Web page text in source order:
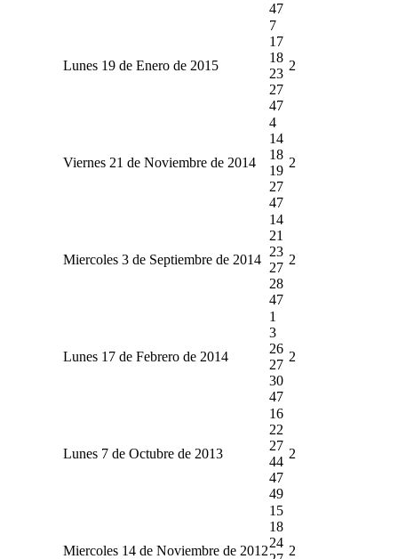
47
Lunes 19 de Enero de 2015
7
17
18
23
27
47
2
Viernes 21 de Noviembre de 2014
4
14
18
19
27
47
2
Miercoles 3 de Septiembre de 2014
14
21
23
27
28
47
2
Lunes 17 de Febrero de 2014
1
3
26
27
30
47
2
Lunes 7 de Octubre de 2013
16
22
27
44
47
49
2
Miercoles 14 de Noviembre de 2012
15
18
24
2